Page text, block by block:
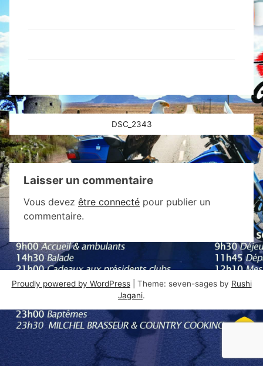
Navigation
de
l’article
DSC_2343
Laisser un commentaire
Vous devez être connecté pour publier un
commentaire.
Proudly powered by WordPress Theme: seven-sages by Rushi
Jagani.